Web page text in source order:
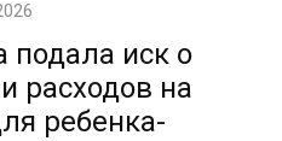
подала иск о
расходов на
ребенка-